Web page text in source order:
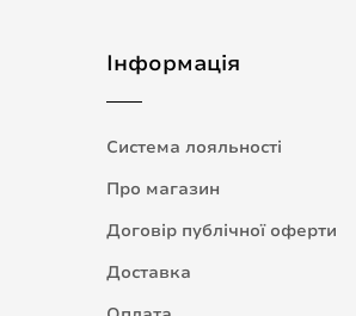
Інформація
Система лояльності
Про магазин
Договір публічної оферти
Доставка